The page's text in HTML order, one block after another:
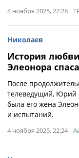
4 ноября 2025, 22:28
Николаев
История
Элеонора
После
телеведущий, Юрий
была его жена
и испытаний.
4 ноября 2025, 22:24